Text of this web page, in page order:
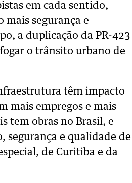
em cada sentido,
mais segurança e
a duplicação da PR-423
o trânsito urbano de
têm impacto
mais empregos e mais
tem obras no Brasil, e
segurança e qualidade de
de Curitiba e da